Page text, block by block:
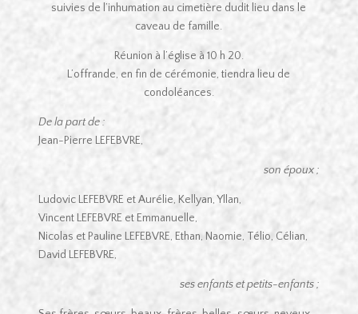
suivies de l’inhumation au cimetière dudit lieu dans le
caveau de famille.
Réunion à l’église à 10 h 20.
L’offrande, en fin de cérémonie, tiendra lieu de
condoléances.
De la part de :
Jean-Pierre LEFEBVRE,
son époux ;
Ludovic LEFEBVRE et Aurélie, Kellyan, Yllan,
Vincent LEFEBVRE et Emmanuelle,
Nicolas et Pauline LEFEBVRE, Ethan, Naomie, Télio, Célian,
David LEFEBVRE,
ses enfants et petits-enfants ;